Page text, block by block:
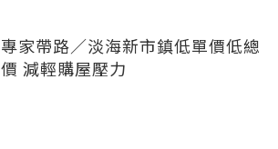
專家帶路／淡海新市鎮低單價低總
價 減輕購屋壓力